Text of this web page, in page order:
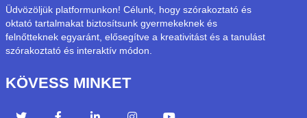
Üdvözöljük platformunkon! Célunk, hogy szórakoztató és
oktató tartalmakat biztosítsunk gyermekeknek és
felnőtteknek egyaránt, elősegítve a kreativitást és a tanulást
szórakoztató és interaktív módon.
KÖVESS MINKET